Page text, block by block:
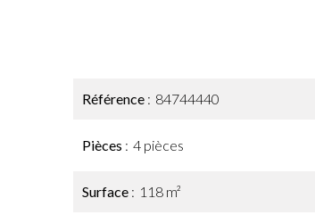
Référence 84744440
Pièces 4 pièces
Surface 118 m²